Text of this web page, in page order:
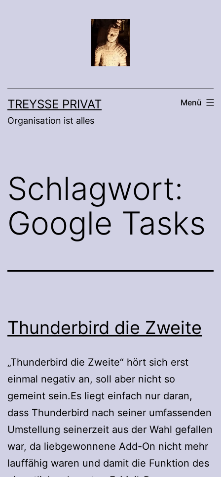
TREYSSE PRIVAT
Organisation ist alles
Menü
Schlagwort:
Google Tasks
Thunderbird die Zweite
„Thunderbird die Zweite“ hört sich erst
einmal negativ an, soll aber nicht so
gemeint sein.Es liegt einfach nur daran,
dass Thunderbird nach seiner umfassenden
Umstellung seinerzeit aus der Wahl gefallen
war, da liebgewonnene Add-On nicht mehr
lauffähig waren und damit die Funktion des